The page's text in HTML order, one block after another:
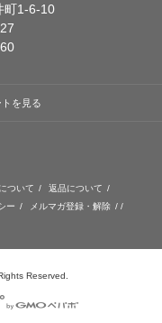
町1-6-10
を見る
ついて / 返品について /
ー / メルマガ登録・解除 / /
Reserved.